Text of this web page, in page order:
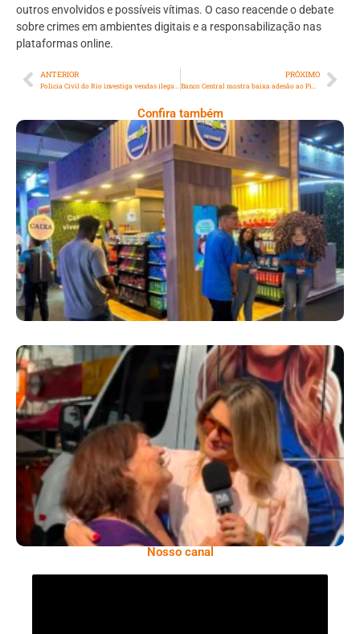
outros envolvidos e possíveis vítimas. O caso reacende o debate
sobre crimes em ambientes digitais e a responsabilização nas
plataformas online.
ANTERIOR PRÓXIMO
Confira também
Cencosud Promove Inovação No Brasil
Com A Participação Do Prezunic No Rio
Innovation Week 2026
​Segurança Pública Lidera Queixas De
Moradores Do Rio Em Escuta Promovida Por
Antônia Fontenelle
Nosso canal